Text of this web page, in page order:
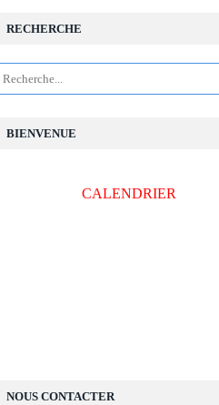
RECHERCHE
BIENVENUE
CALENDRIER
NOUS CONTACTER